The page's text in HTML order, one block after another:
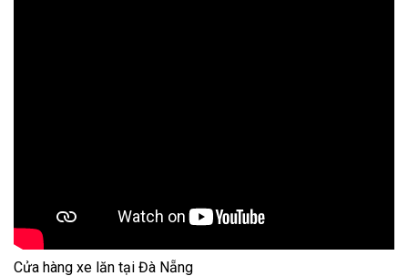
Cửa hàng xe lăn tại Đà Nẵng